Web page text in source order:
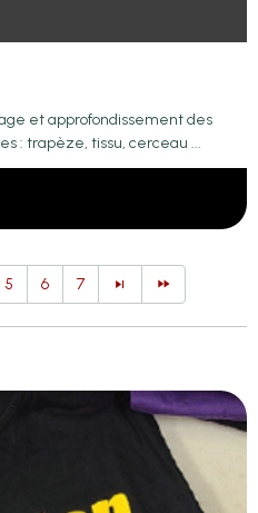
et approfondissement des
: trapèze, tissu, cerceau ...
5 6 7